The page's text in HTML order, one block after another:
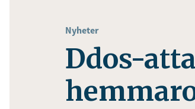
Nyheter
Ddos-